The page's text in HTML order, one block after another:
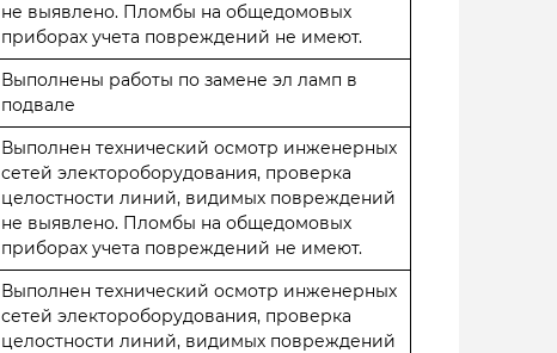
не выявлено. Пломбы на общедомовых
приборах учета повреждений не имеют.
Выполнены работы по замене эл ламп в
подвале
Выполнен технический осмотр инженерных
сетей электороборудования, проверка
целостности линий, видимых повреждений
не выявлено. Пломбы на общедомовых
приборах учета повреждений не имеют.
Выполнен технический осмотр инженерных
сетей электороборудования, проверка
целостности линий, видимых повреждений